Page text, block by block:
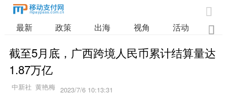

最新 政策 出海 视角 活动 业

截至5月底，广西跨境人民币累计结算量达
1.87万亿
2023/7/6 10:13:31